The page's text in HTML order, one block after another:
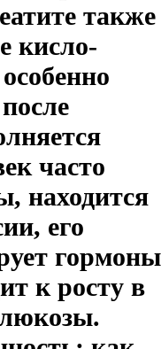
также
кисло-
часто
находится
его
гормоны
к росту в